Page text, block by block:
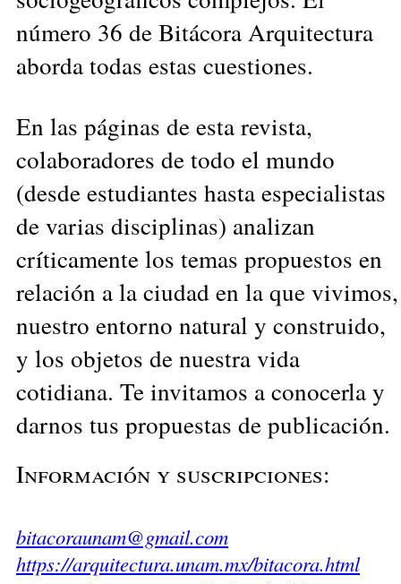
número 36 de Bitácora Arquitectura
aborda todas estas cuestiones.
En las páginas de esta revista,
colaboradores de todo el mundo
(desde estudiantes hasta especialistas
de varias disciplinas) analizan
críticamente los temas propuestos en
relación a la ciudad en la que vivimos,
nuestro entorno natural y construido,
y los objetos de nuestra vida
cotidiana. Te invitamos a conocerla y
darnos tus propuestas de publicación.
Información y suscripciones:
bitacoraunam@gmail.com
https://arquitectura.unam.mx/bitacora.html